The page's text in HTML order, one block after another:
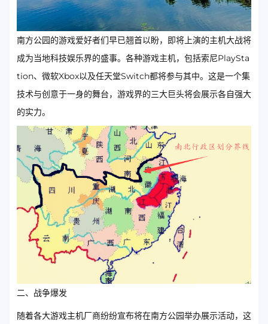
南方公园的游戏爱好者们早已翘首以盼，即将上演的主机大战将
成为当地科技娱乐界的盛事。各种游戏主机，包括索尼PlaySta
tion、微软Xbox以及任天堂Switch都将参与其中。这是一个集
技术与创意于一身的舞台，游戏界的三大巨头将会展示各自强大
的实力。
二、战争爆发
随着各大游戏主机厂商纷纷宣布将在南方公园举办展示活动，这